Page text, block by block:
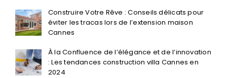
Construire Votre Rêve : Conseils délicats pour
éviter les tracas lors de l’extension maison
Cannes
À la Confluence de l’élégance et de l’innovation
: Les tendances construction villa Cannes en
2024